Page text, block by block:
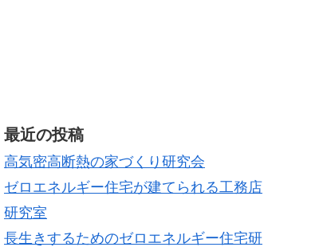
最近の投稿
高気密高断熱の家づくり研究会
ゼロエネルギー住宅が建てられる工務店
研究室
長生きするためのゼロエネルギー住宅研